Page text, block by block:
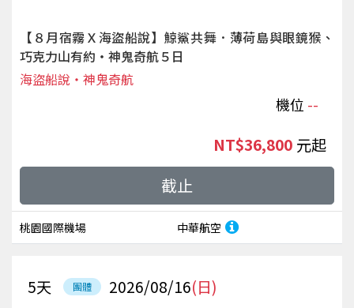
【８月宿霧Ｘ海盜船說】鯨鯊共舞．薄荷島與眼鏡猴、
巧克力山有約‧神鬼奇航５日
機位 --
海盜船說‧神鬼奇航
桃園國際機場 中華航空
NT$36,800 起
截止
團體 2026/08/16(日)
5天